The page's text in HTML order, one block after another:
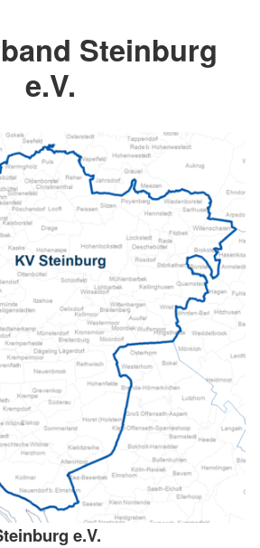
Steinburg
e.V.
e.V.